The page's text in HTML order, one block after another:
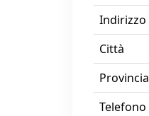
Indirizzo
Città
Provincia
Telefono